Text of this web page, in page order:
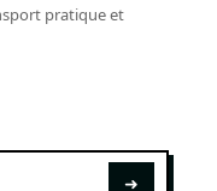
pratique et